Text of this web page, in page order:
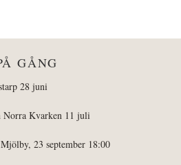
GÅNG
28 juni
Norra Kvarken 11 juli
23 september 18:00